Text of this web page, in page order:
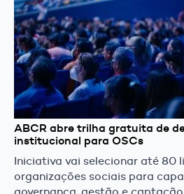
ABCR abre trilha gratuita de
institucional para OSCs
Iniciativa vai selecionar até 80
organizações sociais para
governança, gestão e